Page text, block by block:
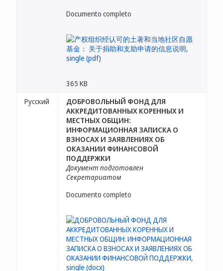
Documento completo
365 KB
Русский
ДОБРОВОЛЬНЫЙ ФОНД ДЛЯ
АККРЕДИТОВАННЫХ КОРЕННЫХ И
МЕСТНЫХ ОБЩИН:
ИНФОРМАЦИОННАЯ ЗАПИСКА О
ВЗНОСАХ И ЗАЯВЛЕНИЯХ ОБ
ОКАЗАНИИ ФИНАНСОВОЙ
ПОДДЕРЖКИ
Документ подготовлен
Секретариатом
Documento completo